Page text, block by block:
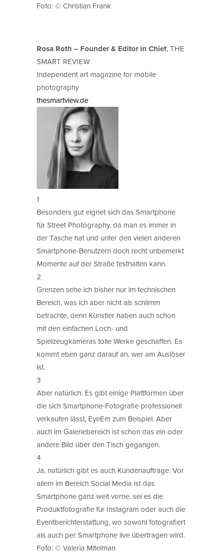
Foto: © Christian Frank
Rosa Roth – Founder & Editor in Chief, THE
SMART REVIEW
Independent art magazine for mobile
photography
thesmartview.de
1
Besonders gut eignet sich das Smartphone
für Street Photography, da man es immer in
der Tasche hat und unter den vielen anderen
Smartphone-Benutzern doch recht unbemerkt
Momente auf der Straße festhalten kann.
2
Grenzen sehe ich bisher nur im technischen
Bereich, was ich aber nicht als schlimm
betrachte, denn Künstler haben auch schon
mit den einfachen Loch- und
Spielzeugkameras tolle Werke geschaffen. Es
kommt eben ganz darauf an, wer am Auslöser
ist.
3
Aber natürlich. Es gibt einige Plattformen über
die sich Smartphone-Fotografie professionell
verkaufen lässt, EyeEm zum Beispiel. Aber
auch im Galeriebereich ist schon das ein oder
andere Bild über den Tisch gegangen.
4
Ja, natürlich gibt es auch Kundenaufträge. Vor
allem im Bereich Social Media ist das
Smartphone ganz weit vorne, sei es die
Produktfotografie für Instagram oder auch die
Eventberichterstattung, wo sowohl fotografiert
als auch per Smartphone live übertragen wird.
Foto: © Valeria Mitelman